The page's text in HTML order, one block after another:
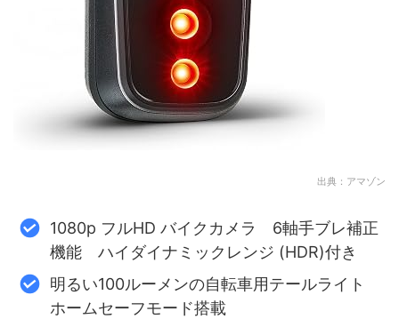
出典：アマゾン
1080p フルHD バイクカメラ 6軸手ブレ補正
機能 ハイダイナミックレンジ (HDR)付き
明るい100ルーメンの自転車用テールライト
ホームセーフモード搭載